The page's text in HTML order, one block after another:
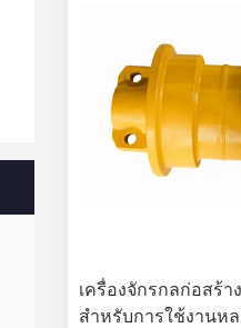
เครื่องจักรกลก่อสร้า
สําหรับการใช้งานห